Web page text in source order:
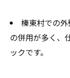
榛東村での
の併用が多く、
ックです。